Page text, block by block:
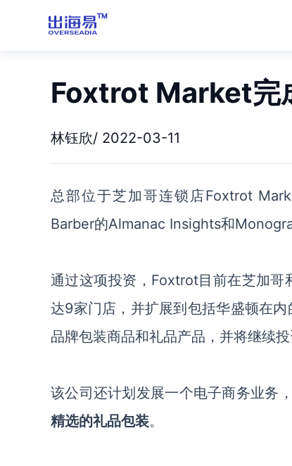
Foxtrot Market完
林钰欣/ 2022-03-11
总部位于芝加哥连锁店Foxtrot
Barber的Almanac Insights和
通过这项投资， Foxtrot目前在芝加哥
达9家门店，并扩展到包括华盛顿在
品牌包装商品和礼品产品，并将继续投
该公司还计划发展一个电子商务业务，
精选的礼品包装。